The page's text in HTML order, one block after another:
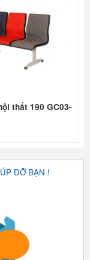
thất 190 GC03-
ĐỠ BẠN !